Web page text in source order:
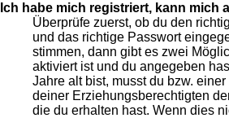
Ich habe mich registriert, kann mich
Überprüfe zuerst, ob du den
und das richtige Passwort
stimmen, dann gibt es zwei
aktiviert ist und du angegeben
Jahre alt bist, musst du bzw.
deiner Erziehungsberechtigten
die du erhalten hast. Wenn dies